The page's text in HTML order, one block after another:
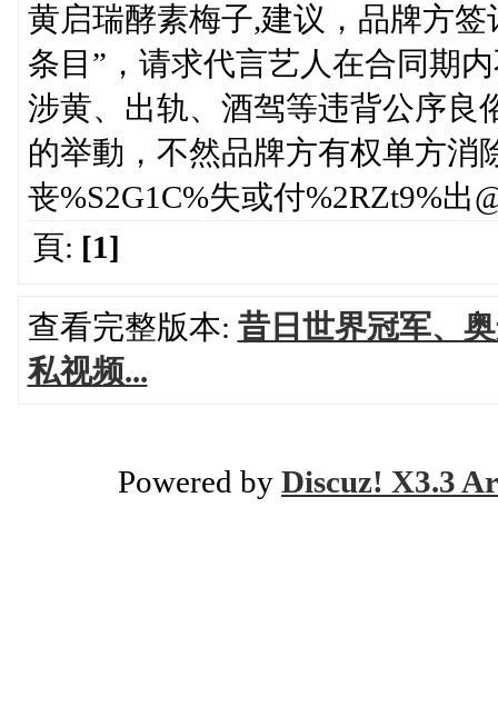
黄启瑞酵素梅子,建议，品牌方
条目”，请求代言艺人在合同期
涉黄、出轨、酒驾等违背公序良
的举動，不然品牌方有权单方消
丧%S2G1C%失或付%2RZt9%出
頁: [1]
查看完整版本: 昔日世界冠军、
私视频...
Powered by Discuz! X3.3